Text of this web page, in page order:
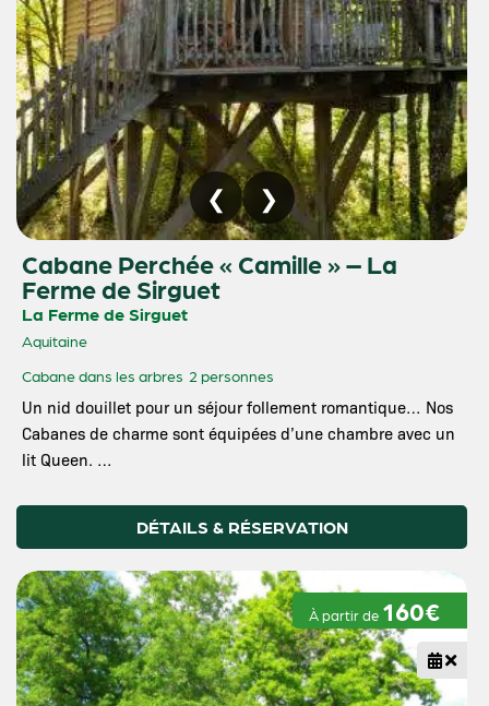
Cabane Perchée « Camille » – La
Ferme de Sirguet
La Ferme de Sirguet
Aquitaine
Cabane dans les arbres 2 personnes
Un nid douillet pour un séjour follement romantique… Nos
Cabanes de charme sont équipées d’une chambre avec un
lit Queen. …
DÉTAILS & RÉSERVATION
À partir de 160€